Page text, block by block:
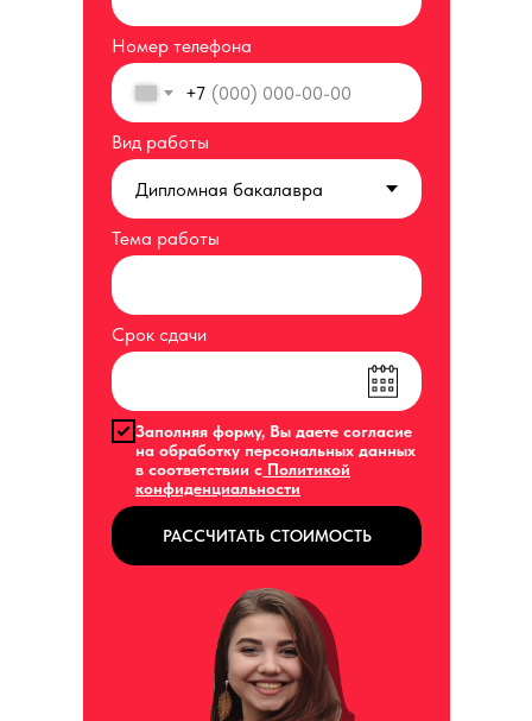
Номер телефона
+7
Вид работы
Тема работы
Срок сдачи
Заполняя форму, Вы даете согласие
на обработку персональных данных
в соответствии с Политикой
конфиденциальности
РАССЧИТАТЬ СТОИМОСТЬ